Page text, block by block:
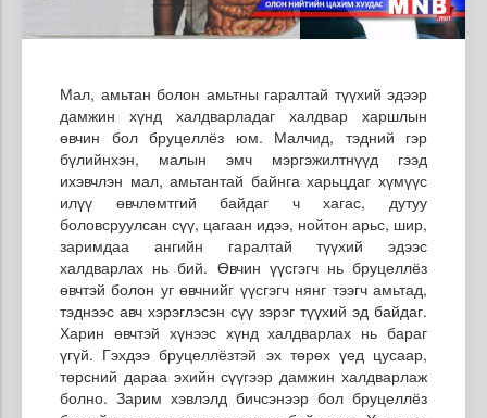
Мал, амьтан болон амьтны гаралтай түүхий эдээр
дамжин хүнд халдварладаг халдвар харшлын
өвчин бол бруцеллёз юм. Малчид, тэдний гэр
бүлийнхэн, малын эмч мэргэжилтнүүд гээд
ихэвчлэн мал, амьтантай байнга харьцдаг хүмүүс
илүү өвчлөмтгий байдаг ч хагас, дутуу
боловсруулсан сүү, цагаан идээ, нойтон арьс, шир,
заримдаа ангийн гаралтай түүхий эдээс
халдварлах нь бий. Өвчин үүсгэгч нь бруцеллёз
өвчтэй болон уг өвчнийг үүсгэгч нянг тээгч амьтад,
тэднээс авч хэрэглэсэн сүү зэрэг түүхий эд байдаг.
Харин өвчтэй хүнээс хүнд халдварлах нь бараг
үгүй. Гэхдээ бруцеллёзтэй эх төрөх үед цусаар,
төрсний дараа эхийн сүүгээр дамжин халдварлаж
болно. Зарим хэвлэлд бичсэнээр бол бруцеллёз